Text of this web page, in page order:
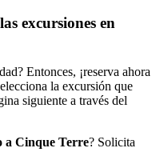
excursiones en
Entonces, ¡reserva ahora
la excursión que
siguiente a través del
a Cinque Terre? Solicita